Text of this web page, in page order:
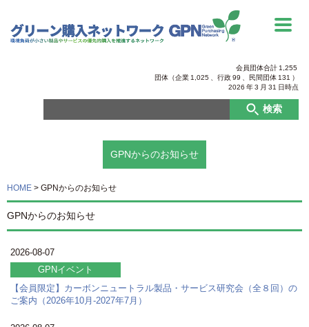
会員団体合計 1,255
団体（企業 1,025 、行政99 民間団体 131 ）
2026 年3 月 31 日時点
検索
GPNからのお知らせ
HOME > GPNからのお知らせ
GPNからのお知らせ
2026-08-07
GPNイベント
【会員限定】カーボンニュートラル製品・サービス研究会（全８回）の
ご案内（2026年10月-2027年7月）